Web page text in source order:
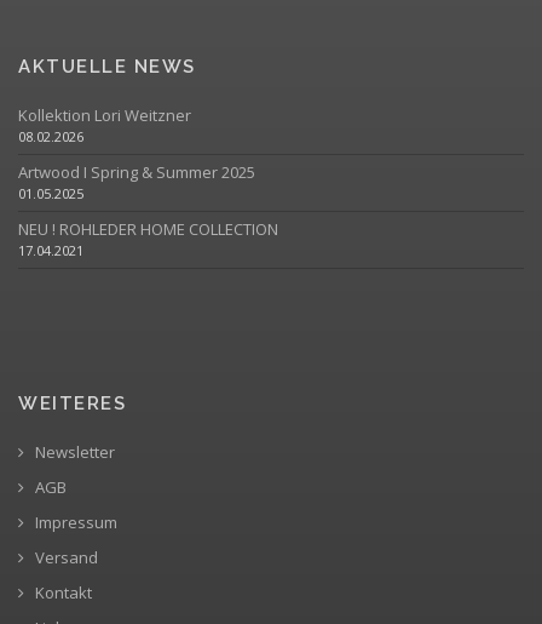
AKTUELLE NEWS
Kollektion Lori Weitzner
08.02.2026
Artwood I Spring & Summer 2025
01.05.2025
NEU ! ROHLEDER HOME COLLECTION
17.04.2021
WEITERES
Newsletter
AGB
Impressum
Versand
Kontakt